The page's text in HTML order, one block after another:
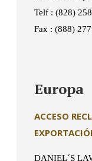
Telf : (828)
Fax : (888)
Europa
ACCESO
DANIEL´S